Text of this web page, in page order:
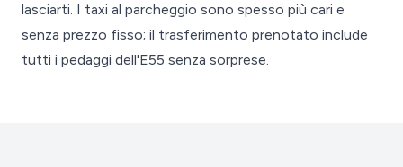
lasciarti. I taxi al parcheggio sono spesso più cari e
senza prezzo fisso; il trasferimento prenotato include
tutti i pedaggi dell'E55 senza sorprese.